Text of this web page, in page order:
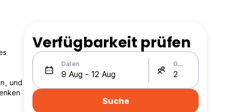
und
Verfügbarkeit prüfen
Daten Gäste
Suche